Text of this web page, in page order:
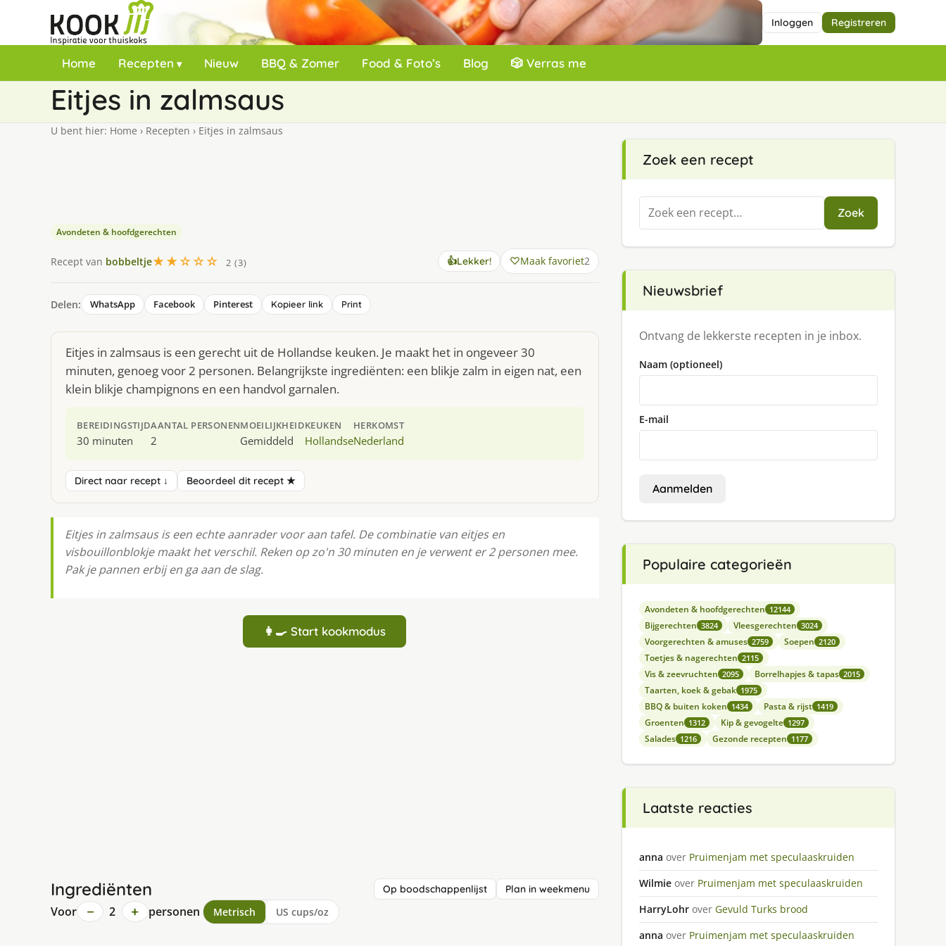
Inloggen Registreren
Home Recepten Nieuw BBQ & Zomer Food & Foto’s Blog 🎲 Verras me
Eitjes in zalmsaus
U bent hier: Home › Recepten › Eitjes in zalmsaus
Avondeten & hoofdgerechten
Recept van bobbeltje★★☆☆☆ 2 (3) 👍Lekker! Maak favoriet2
Delen: WhatsApp Facebook Pinterest Kopieer link Print
Eitjes in zalmsaus is een gerecht uit de Hollandse keuken. Je maakt het in ongeveer 30
minuten, genoeg voor 2 personen. Belangrijkste ingrediënten: een blikje zalm in eigen nat, een
klein blikje champignons en een handvol garnalen.
BEREIDINGSTIJD
30 minuten
AANTAL PERSONEN
2
MOEILIJKHEID
Gemiddeld
KEUKEN
Hollandse
HERKOMST
Nederland
Direct naar recept ↓ Beoordeel dit recept ★
Eitjes in zalmsaus is een echte aanrader voor aan tafel. De combinatie van eitjes en
visbouillonblokje maakt het verschil. Reken op zo'n 30 minuten en je verwent er 2 personen mee.
Pak je pannen erbij en ga aan de slag.
👩‍🍳 Start kookmodus
Ingrediënten Op boodschappenlijst Plan in weekmenu
Voor − 2 + personen Metrisch US cups/oz
Zoek een recept
Zoeken
naar:
Zoek
Nieuwsbrief
Ontvang de lekkerste recepten in je inbox.
Naam (optioneel)
E-mail
Aanmelden
Populaire categorieën
Avondeten & hoofdgerechten 12144
Bijgerechten 3824 Vleesgerechten 3024
Voorgerechten & amuses 2759 Soepen 2120
Toetjes & nagerechten 2115
Vis & zeevruchten 2095 Borrelhapjes & tapas 2015
Taarten, koek & gebak 1975
BBQ & buiten koken 1434 Pasta & rijst 1419
Groenten 1312 Kip & gevogelte 1297
Salades 1216 Gezonde recepten 1177
Laatste reacties
anna over Pruimenjam met speculaaskruiden
Wilmie over Pruimenjam met speculaaskruiden
HarryLohr over Gevuld Turks brood
anna over Pruimenjam met speculaaskruiden